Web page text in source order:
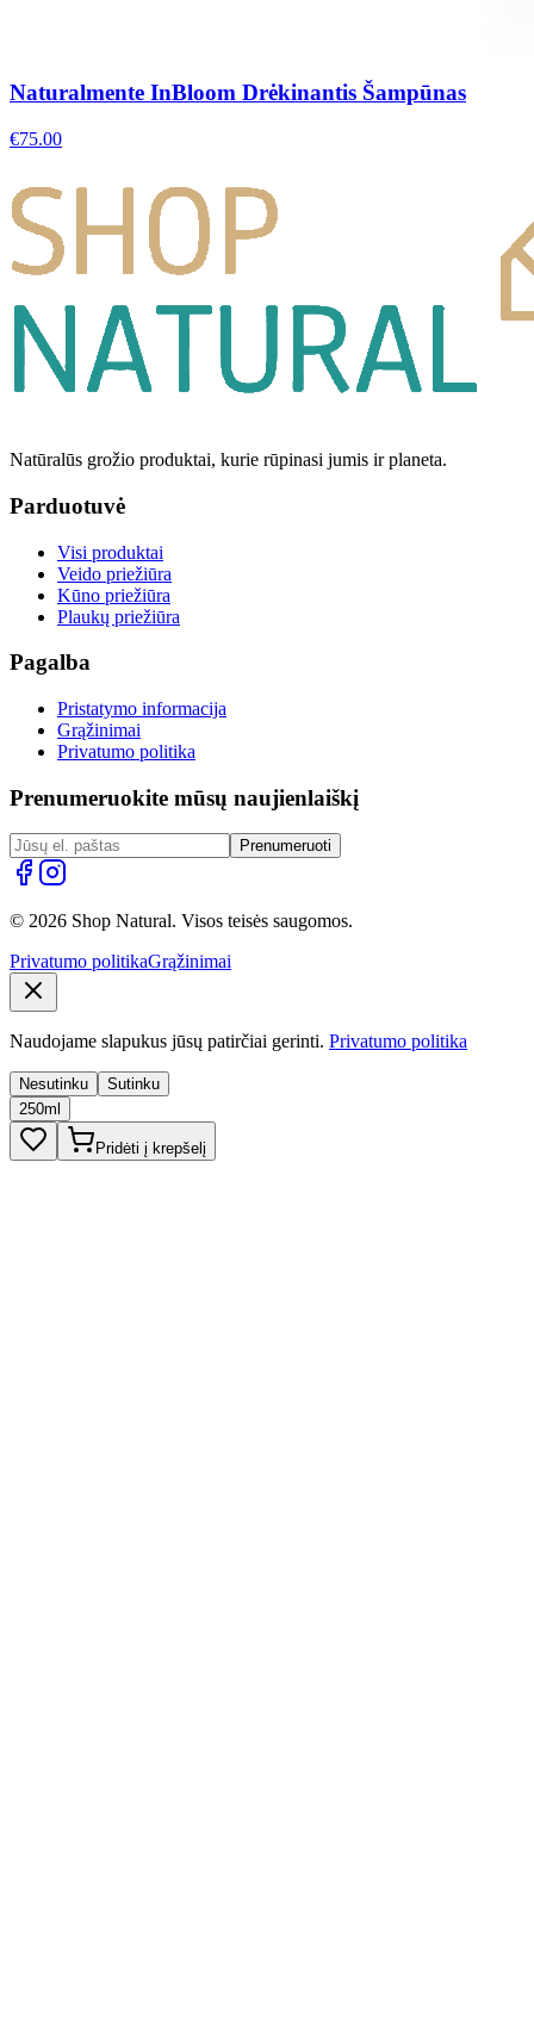
Naturalmente InBloom Drėkinantis Šampūnas
€75.00
Natūralūs grožio produktai, kurie rūpinasi jumis ir planeta.
Parduotuvė
Visi produktai
Veido priežiūra
Kūno priežiūra
Plaukų priežiūra
Pagalba
Pristatymo informacija
Grąžinimai
Privatumo politika
Prenumeruokite mūsų naujienlaiškį
Prenumeruoti
© 2026 Shop Natural. Visos teisės saugomos.
Privatumo politikaGrąžinimai
Naudojame slapukus jūsų patirčiai gerinti. Privatumo politika
Nesutinku
Sutinku
250ml
Pridėti į krepšelį